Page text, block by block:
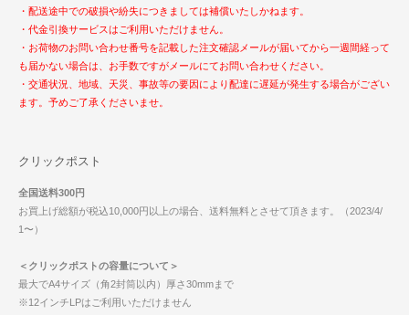
・配送途中での破損や紛失につきましては補償いたしかねます。
・代金引換サービスはご利用いただけません。
・お荷物のお問い合わせ番号を記載した注文確認メールが届いてから一週間経って
も届かない場合は、お手数ですがメールにてお問い合わせください。
・交通状況、地域、天災、事故等の要因により配達に遅延が発生する場合がござい
ます。予めご了承くださいませ。
クリックポスト
全国送料300円
お買上げ総額が税込10,000円以上の場合、送料無料とさせて頂きます。（2023/4/
1〜）
＜クリックポストの容量について＞
最大でA4サイズ（角2封筒以内）厚さ30mmまで
※12インチLPはご利用いただけません